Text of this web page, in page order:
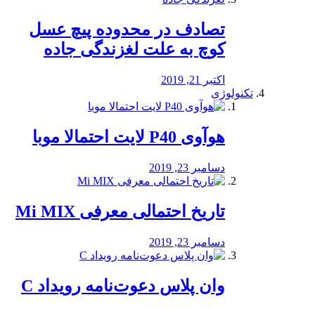
تصادف در محدوده پیچ عسل
کوچ به علت لغزندگی جاده
اکتبر 21, 2019
تکنولوژی
هوآوی P40 لایت احتمالا موبا
دسامبر 23, 2019
تاریخ احتمالی معرفی Mi MIX
دسامبر 23, 2019
وان پلاس دعوت‌نامه رویداد C